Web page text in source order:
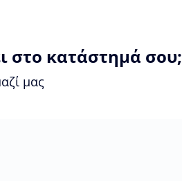
στο κατάστημά σου;
μας